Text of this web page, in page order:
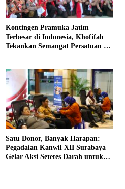
Kontingen Pramuka Jatim
Terbesar di Indonesia, Khofifah
Tekankan Semangat Persatuan di
Satu Donor, Banyak Harapan:
Pegadaian Kanwil XII Surabaya
Gelar Aksi Setetes Darah untuk